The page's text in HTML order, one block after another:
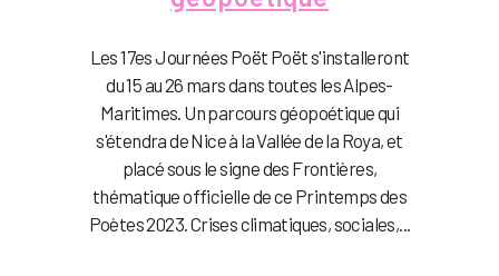
Les 17es Journées Poët Poët s'installeront
du 15 au 26 mars dans toutes les Alpes-
Maritimes. Un parcours géopoétique qui
s'étendra de Nice à la Vallée de la Roya, et
placé sous le signe des Frontières,
thématique officielle de ce Printemps des
Poètes 2023. Crises climatiques, sociales,...